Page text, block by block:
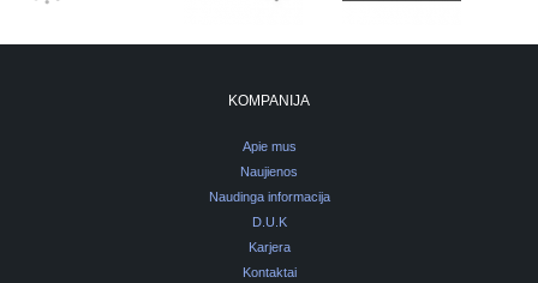
KOMPANIJA
Apie mus
Naujienos
Naudinga informacija
D.U.K
Karjera
Kontaktai